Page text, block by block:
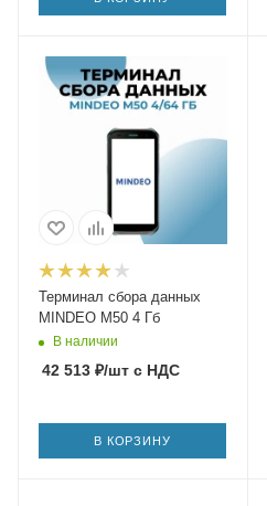
Терминал сбора данных
MINDEO M50 4 Гб
В наличии
42 513 ₽/шт с НДС
В КОРЗИНУ